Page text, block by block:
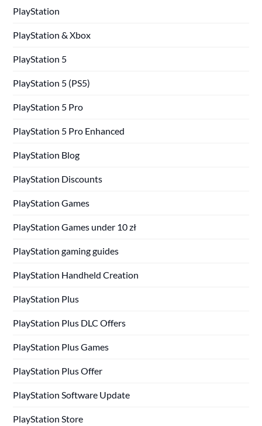
PlayStation
PlayStation & Xbox
PlayStation 5
PlayStation 5 (PS5)
PlayStation 5 Pro
PlayStation 5 Pro Enhanced
PlayStation Blog
PlayStation Discounts
PlayStation Games
PlayStation Games under 10 zł
PlayStation gaming guides
PlayStation Handheld Creation
PlayStation Plus
PlayStation Plus DLC Offers
PlayStation Plus Games
PlayStation Plus Offer
PlayStation Software Update
PlayStation Store